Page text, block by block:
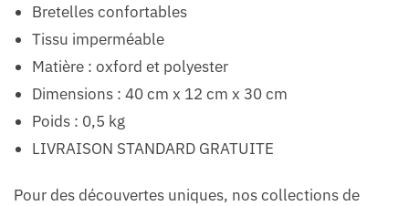
Bretelles confortables
Tissu imperméable
Matière : oxford et polyester
Dimensions : 40 cm x 12 cm x 30 cm
Poids : 0,5 kg
LIVRAISON STANDARD GRATUITE
Pour des découvertes uniques, nos collections de